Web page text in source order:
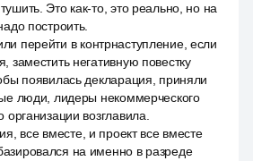
Это как-то, это реально, но на
построить.
перейти в контрнаступление, если
заместить негативную повестку
появилась декларация, приняли
люди, лидеры некоммерческого
возглавила.
все вместе, и проект все вместе
на именно в разреде